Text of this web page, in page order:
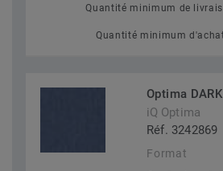
Quantité minimum de
Quantité minimum
Optima
iQ Optima
Réf. 3242869
Format